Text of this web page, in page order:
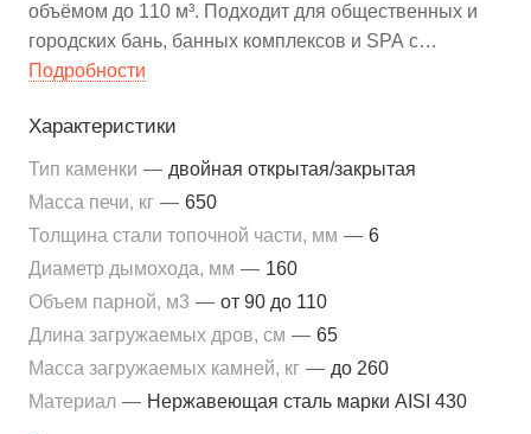
объёмом до 110 м³. Подходит для общественных и
городских бань, банных комплексов и SPA с
режимом работы 6–7 дней в неделю.
Подробности
Характеристики
Тип каменки — двойная открытая/закрытая
Масса печи, кг — 650
Толщина стали топочной части, мм — 6
Диаметр дымохода, мм — 160
Объем парной, м3 — от 90 до 110
Длина загружаемых дров, см — 65
Масса загружаемых камней, кг — до 260
Материал — Нержавеющая сталь марки AISI 430